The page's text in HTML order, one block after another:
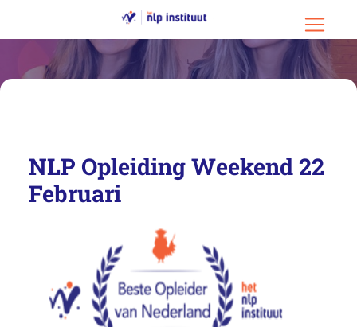
Menu
NLP Opleiding Weekend 22
Februari